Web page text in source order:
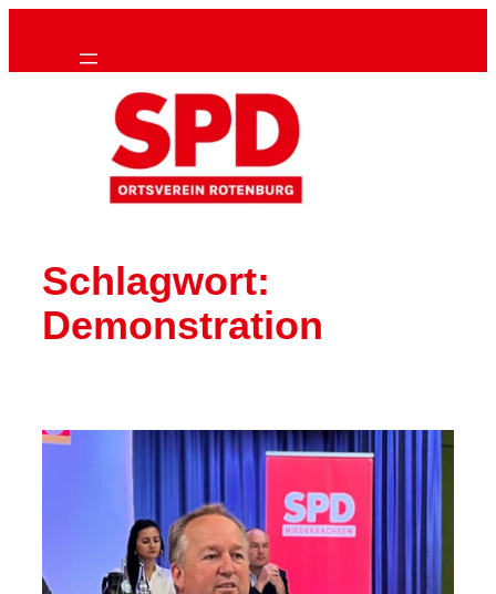
springen
Schlagwort:
Demonstration